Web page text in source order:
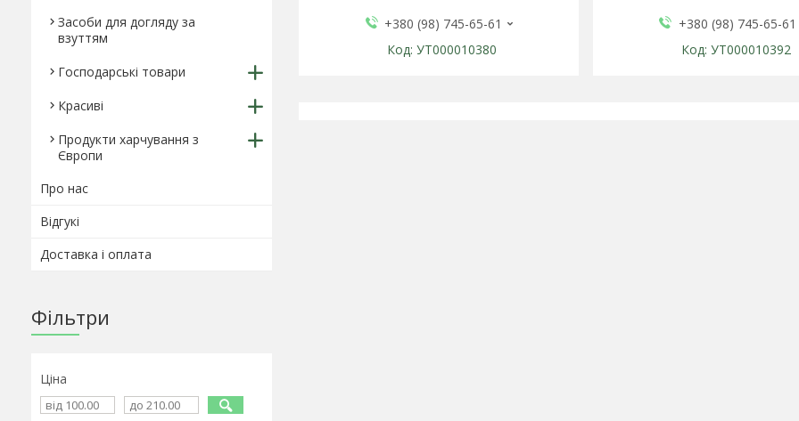
+380 (98) 745-65-61
УТ000010380
+380 (98) 745-65-61
УТ000010392
Засоби для догляду за
взуттям
Господарські товари
Красиві
Продукти харчування з
Європи
Про нас
Відгукі
Доставка і оплата
Фільтри
Ціна